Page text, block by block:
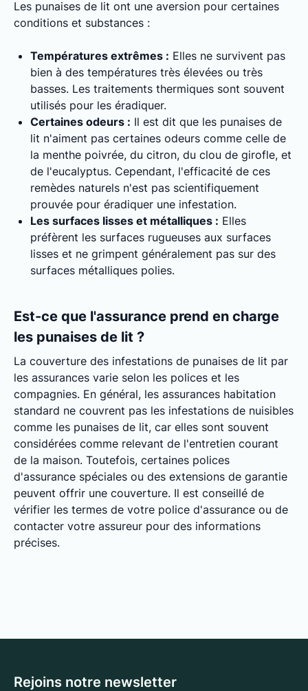
Les punaises de lit ont une aversion pour certaines
conditions et substances :
Températures extrêmes : Elles ne survivent pas
bien à des températures très élevées ou très
basses. Les traitements thermiques sont souvent
utilisés pour les éradiquer.
Certaines odeurs : Il est dit que les punaises de
lit n'aiment pas certaines odeurs comme celle de
la menthe poivrée, du citron, du clou de girofle, et
de l'eucalyptus. Cependant, l'efficacité de ces
remèdes naturels n'est pas scientifiquement
prouvée pour éradiquer une infestation.
Les surfaces lisses et métalliques : Elles
préfèrent les surfaces rugueuses aux surfaces
lisses et ne grimpent généralement pas sur des
surfaces métalliques polies.
Est-ce que l'assurance prend en charge
les punaises de lit ?
La couverture des infestations de punaises de lit par
les assurances varie selon les polices et les
compagnies. En général, les assurances habitation
standard ne couvrent pas les infestations de nuisibles
comme les punaises de lit, car elles sont souvent
considérées comme relevant de l'entretien courant
de la maison. Toutefois, certaines polices
d'assurance spéciales ou des extensions de garantie
peuvent offrir une couverture. Il est conseillé de
vérifier les termes de votre police d'assurance ou de
contacter votre assureur pour des informations
précises.
Rejoins notre newsletter